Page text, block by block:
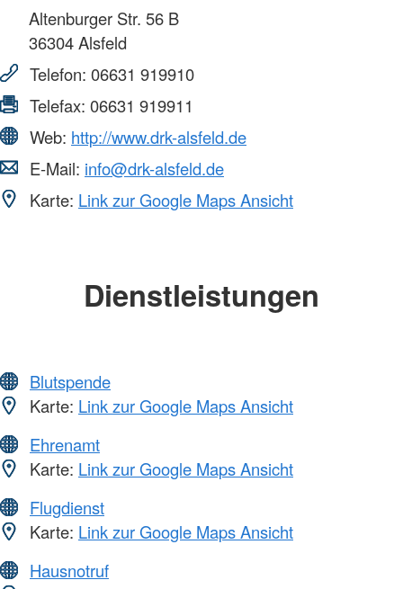
Altenburger Str. 56 B
36304Alsfeld
Telefon: 06631 919910
Telefax: 06631 919911
Web: http://www.drk-alsfeld.de
E-Mail: info@drk-alsfeld.de
Karte: Link zur Google Maps Ansicht
Dienstleistungen
Blutspende
Karte: Link zur Google Maps Ansicht
Ehrenamt
Karte: Link zur Google Maps Ansicht
Flugdienst
Karte: Link zur Google Maps Ansicht
Hausnotruf